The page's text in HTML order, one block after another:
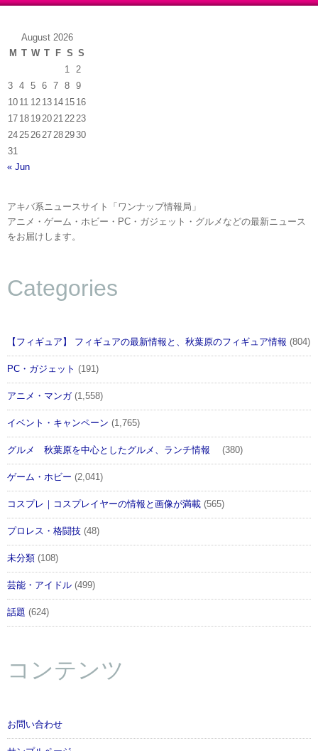
August 2026
M T W T F S S
1
2
3
4 5 6 7 8
9
10 11 12 13 14 15 16
17 18 19 20 21 22 23
24 25 26 27 28 2930
31
« Jun
アキバ系ニュースサイト「ワンナップ情報局」
アニメ・ゲーム・ホビー・PC・ガジェット・グルメなどの最新ニュース
をお届けします。
Categories
【フィギュア】 フィギュアの最新情報と、秋葉原のフィギュア情報 (804)
PC・ガジェット (191)
アニメ・マンガ(1,558)
イベント・キャンペーン (1,765)
グルメ 秋葉原を中心としたグルメ、ランチ情報 (380)
ゲーム・ホビー (2,041)
コスプレ｜コスプレイヤーの情報と画像が満載 (565)
プロレス・格闘技 (48)
未分類 (108)
芸能・アイドル (499)
話題 (624)
コンテンツ
お問い合わせ